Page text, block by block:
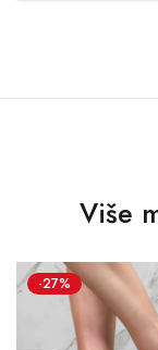
Više
-27%